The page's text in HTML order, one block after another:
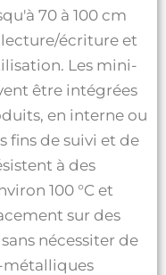
70 à 100 cm
écriture et
Les mini-
être intégrées
en interne ou
fins de suivi et de
à des
100 °C et
sur des
nécessiter de